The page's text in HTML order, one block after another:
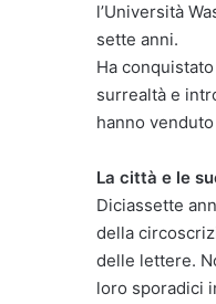
l’Università
sette anni.
Ha
surrealtà e
hanno
La città e le
Diciassette
della
delle lettere.
loro sporadici